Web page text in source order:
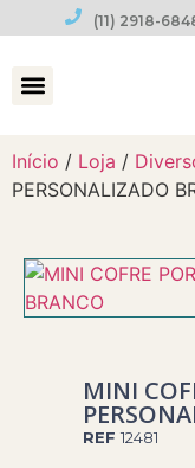
(11) 2918-
Início / Loja /
PERSONALIZADO
MINI
REF12481